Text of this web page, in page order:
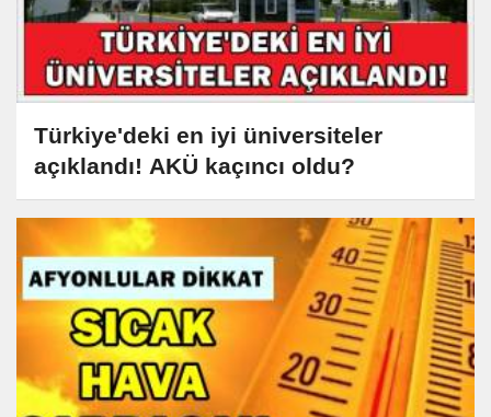
Türkiye'deki en iyi üniversiteler
açıklandı! AKÜ kaçıncı oldu?